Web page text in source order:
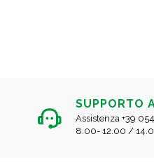
SUPPORTO
Assistenza +39
8.00- 12.00 /